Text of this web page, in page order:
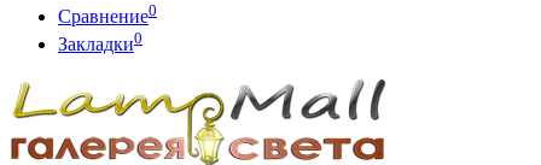
Сравнение0
Закладки0